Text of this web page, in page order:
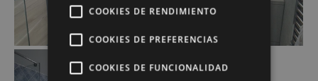
COOKIES DE RENDIMIENTO
COOKIES DE PREFERENCIAS
COOKIES DE FUNCIONALIDAD